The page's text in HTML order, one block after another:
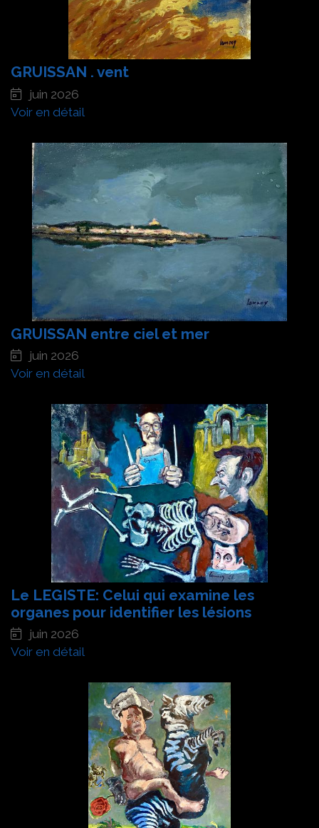
GRUISSAN . vent
juin 2026
Voir en détail
GRUISSAN entre ciel et mer
juin 2026
Voir en détail
Le LEGISTE: Celui qui examine les
organes pour identifier les lésions
juin 2026
Voir en détail